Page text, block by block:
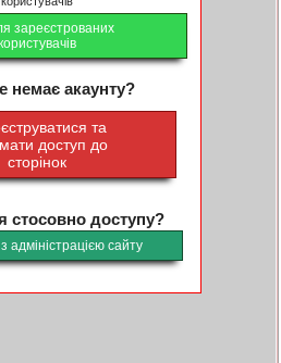
зареєстрованих
немає акаунту?
та
доступ до
сторінок
стосовно доступу?
адміністрацією сайту